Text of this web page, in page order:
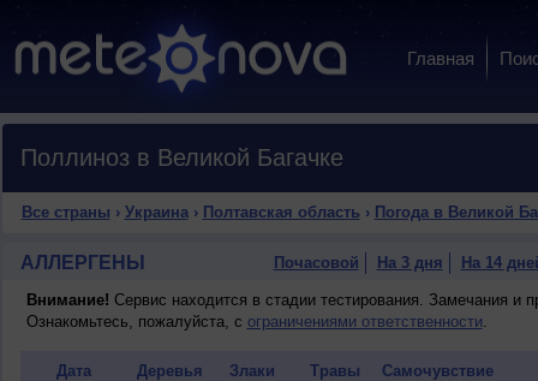
Главная
Поллиноз в Великой Багачке
Все страны › Украина› Полтавская область › Погода в Великой
АЛЛЕРГЕНЫ Почасовой На 3 дня На 14
Внимание! Сервис находится в стадии тестирования. Замечания и
Ознакомьтесь, пожалуйста, с ограничениями ответственности.
Дата Деревья Злаки Травы Самочувствие